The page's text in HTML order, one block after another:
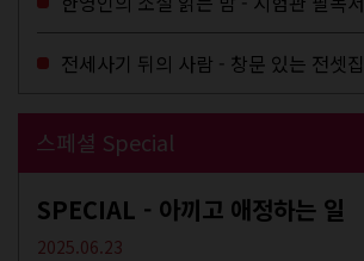
스페셜 Special
SPECIAL - 아끼고 애정하는 일
2025.06.23